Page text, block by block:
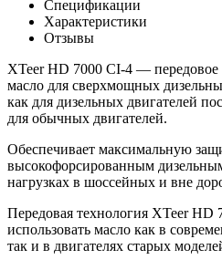
Спецификации
Характеристики
Отзывы
XTeer HD 7000 CI-4 — передовое
масло для сверхмощных
как для дизельных двигателей
для обычных двигателей.
Обеспечивает максимальную
высокофорсированным
нагрузках в шоссейных и вне
Передовая технология XTeer HD
использовать масло как в
так и в двигателях старых